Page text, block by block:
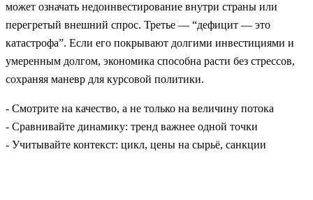
может означать недоинвестирование внутри страны или
перегретый внешний спрос. Третье — “дефицит — это
катастрофа”. Если его покрывают долгими инвестициями и
умеренным долгом, экономика способна расти без стрессов,
сохраняя маневр для курсовой политики.
- Смотрите на качество, а не только на величину потока
- Сравнивайте динамику: тренд важнее одной точки
- Учитывайте контекст: цикл, цены на сырьё, санкции